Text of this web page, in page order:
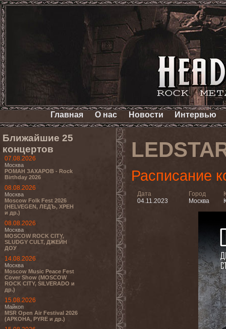
Главная О нас Новости Интервью
Ближайшие 25
концертов
07.08.2026
Москва
РОМАН ЗАХАРОВ - Rock
Birthday 2026
08.08.2026
Москва
Moscow Folk Fest 2026
(HELVEGEN, ЛЕДЪ, ХРЕН
и др.)
08.08.2026
Москва
MOSCOW ROCK CITY,
SLUDGY CULT, ДЖЕЙН
ДОУ
14.08.2026
Москва
Moscow Music Peace Fest
Cover Show (MOSCOW
ROCK CITY, SILVERADO и
др.)
15.08.2026
Майкоп
MSR Open Air Festival 2026
(АРКОНА, PYRE и др.)
Расписание
Дата
04.11.2023
Город
Москва